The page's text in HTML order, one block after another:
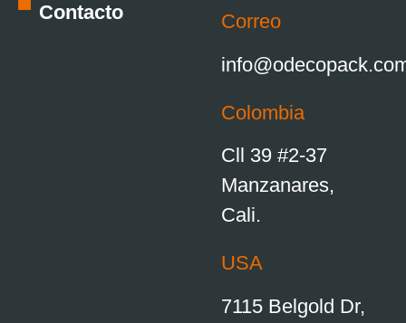
Contacto
Correo
Colombia
Cll 39 #2-37
Manzanares,
Cali.
USA
7115 Belgold Dr,